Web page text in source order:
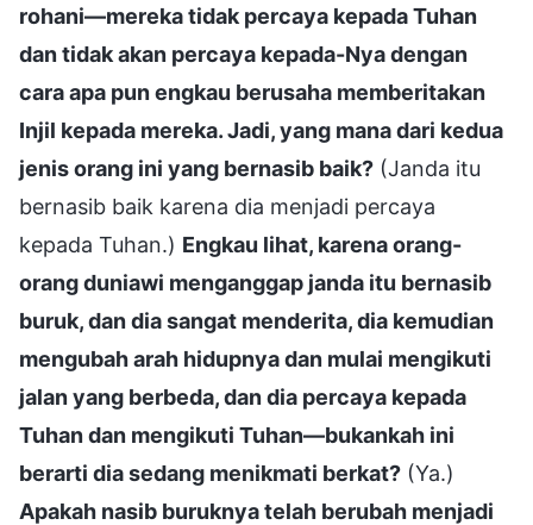
rohani—mereka tidak percaya kepada Tuhan
dan tidak akan percaya kepada-Nya dengan
cara apa pun engkau berusaha memberitakan
Injil kepada mereka. Jadi, yang mana dari kedua
jenis orang ini yang bernasib baik? (Janda itu
bernasib baik karena dia menjadi percaya
kepada Tuhan.) Engkau lihat, karena orang-
orang duniawi menganggap janda itu bernasib
buruk, dan dia sangat menderita, dia kemudian
mengubah arah hidupnya dan mulai mengikuti
jalan yang berbeda, dan dia percaya kepada
Tuhan dan mengikuti Tuhan—bukankah ini
berarti dia sedang menikmati berkat? (Ya.)
Apakah nasib buruknya telah berubah menjadi